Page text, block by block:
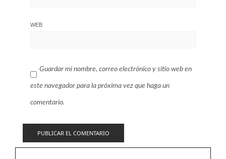
WEB
Guardar mi nombre, correo electrónico y sitio web en
este navegador para la próxima vez que haga un
comentario.